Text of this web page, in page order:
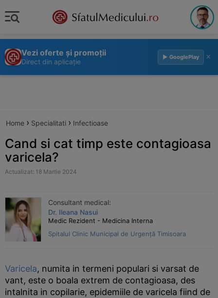
Vezi oferte și promoții
Direct din aplicație
▶ GooglePlay ×
Home › Specialitati › Infectioase
Cand si cat timp este contagioasa
varicela?
Actualizat: 18 Martie 2024
Consultant medical:
Dr. Ileana Nasui
Medic Rezident - Medicina Interna
Spitalul Clinic Municipal de Urgență Timisoara
Varicela, numita in termeni populari si varsat de
vant, este o boala extrem de contagioasa, des
intalnita in copilarie, epidemiile de varicela fiind de